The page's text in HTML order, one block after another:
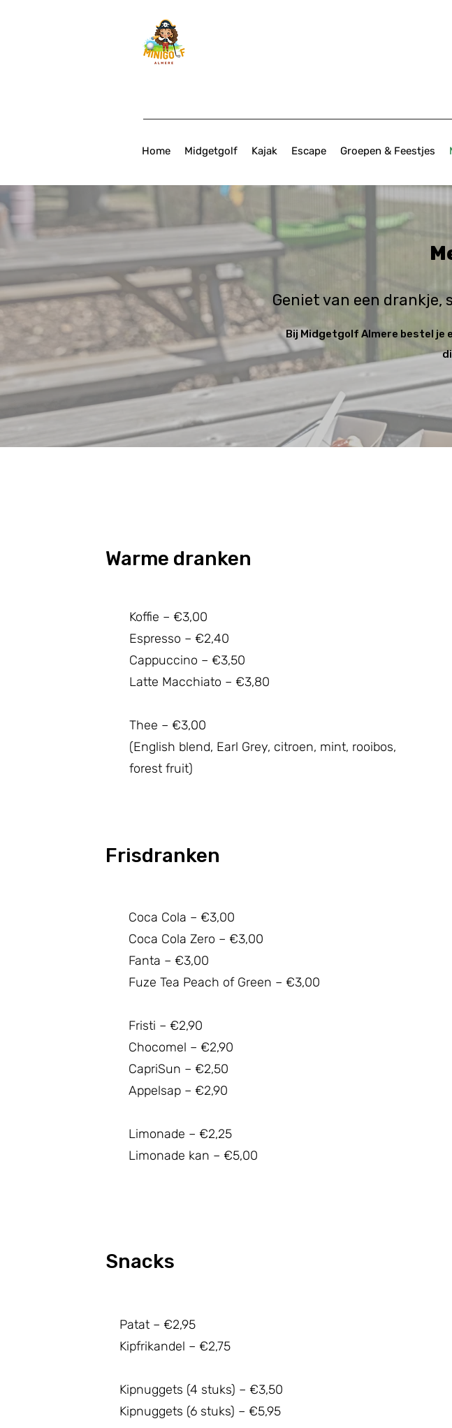
Home Midgetgolf Kajak Escape Groepen & Feestjes
Geniet van een
Bij Midgetgolf Almere bestel je
Warme dranken
Koffie – €3,00
Espresso – €2,40
Cappuccino – €3,50
Latte Macchiato – €3,80
Thee – €3,00
(English blend, Earl Grey, citroen, mint, rooibos,
forest fruit)
Frisdranken
Coca Cola – €3,00
Coca Cola Zero – €3,00
Fanta – €3,00
Fuze Tea Peach of Green – €3,00
Fristi – €2,90
Chocomel – €2,90
CapriSun – €2,50
Appelsap – €2,90
Limonade – €2,25
Limonade kan – €5,00
Snacks
Patat – €2,95
Kipfrikandel – €2,75
Kipnuggets (4 stuks) – €3,50
Kipnuggets (6 stuks) – €5,95